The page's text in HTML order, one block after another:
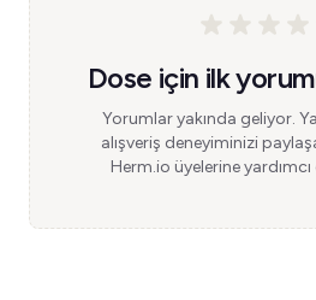
Dose için ilk
Yorumlar yakında geliyor.
alışveriş deneyiminizi
Herm.io üyelerine